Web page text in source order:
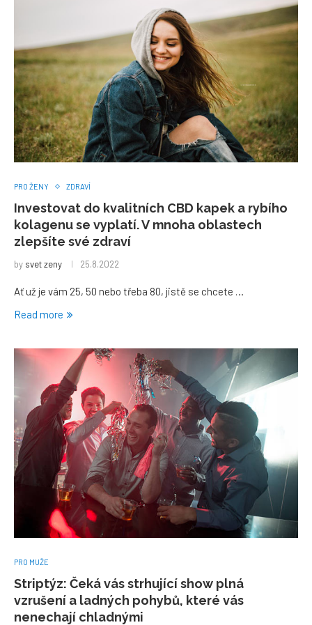
PRO ŽENY ZDRAVÍ
Investovat do kvalitních CBD kapek a rybího
kolagenu se vyplatí. V mnoha oblastech
zlepšíte své zdraví
by svet zeny 25.8.2022
Ať už je vám 25, 50 nebo třeba 80, jistě se chcete …
Read more
PRO MUŽE
Striptýz: Čeká vás strhující show plná
vzrušení a ladných pohybů, které vás
nenechají chladnými